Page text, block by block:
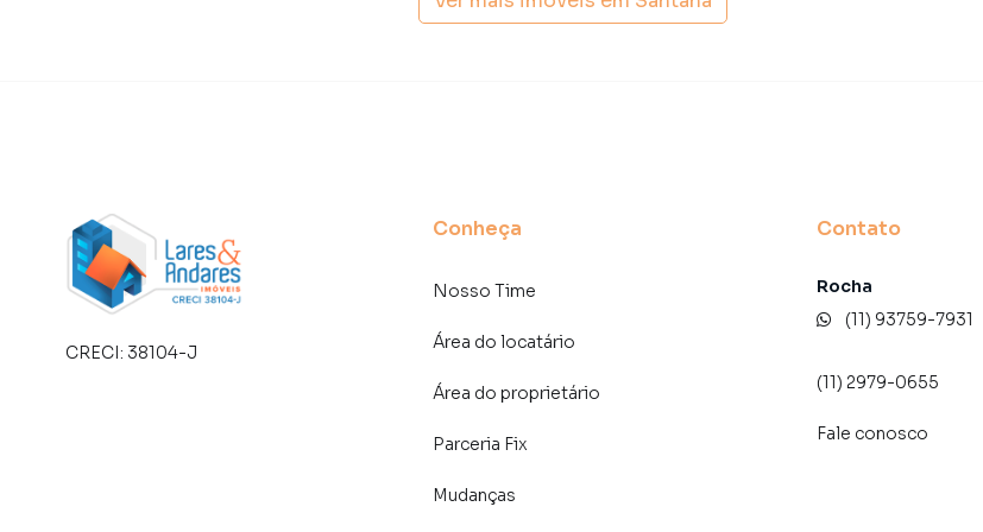
imóveis em diversas cidades do Brasil, incluindo São Paulo.
Na Lares e Andares Imóveis você consegue vender ou alugar seu imóvel muito mais rápido do que em
imobiliárias tradicionais. Já vendemos e locamos diversos imóveis em São Paulo, especialmente em
Santana. Isso porque temos uma equipe de marketing digital focada em produzir campanhas
consequência uma maior chance de vender ou alugar seu imóvel mais rápido. Contamos também com
um time de programadores, corretores treinados e uma central de atendimento preparada para
CRECI: 38104-J
Conheça
Nosso Time
Área do locatário
Área do proprietário
Parceria Fix
Mudanças
Contato
Rocha
(11) 93759-7931
(11) 2979-0655
Fale conosco